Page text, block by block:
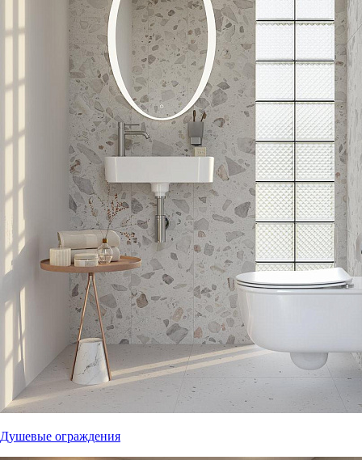
Душевые ограждения